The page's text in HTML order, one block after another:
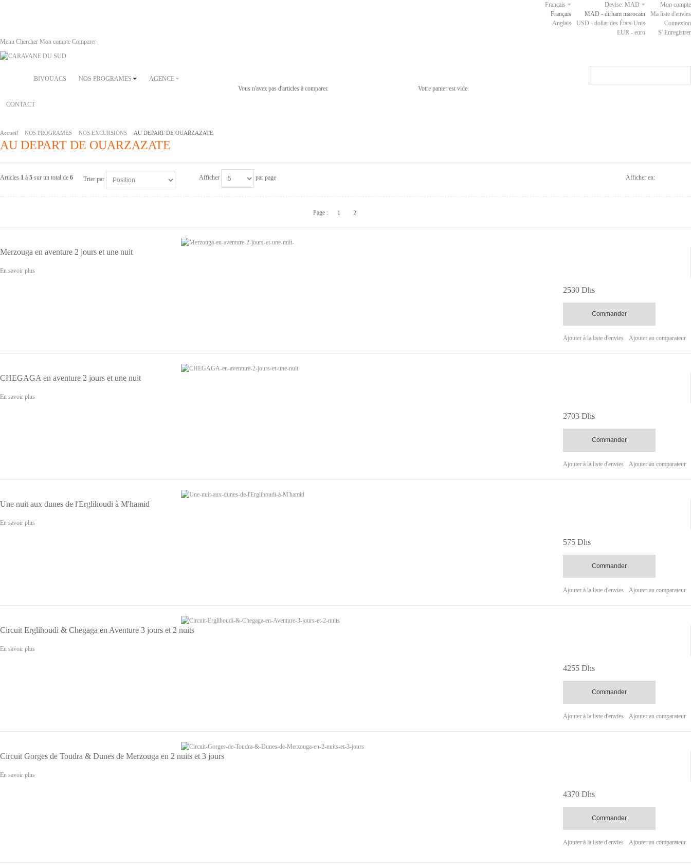
Mon compte
Ma liste d'envies
Connexion
S' Enregistrer
Devise: MAD
MAD - dirham marocain
USD - dollar des États-Unis
EUR - euro
Français
Français
Anglais
Menu Chercher Mon compte Comparer
Votre panier est vide.
Vous n'avez pas d'articles à comparer.
BIVOUACS NOS PROGRAMES AGENCE
CONTACT
Accueil NOS PROGRAMES NOS EXCURSIONS AU DEPART DE OUARZAZATE
AU DEPART DE OUARZAZATE
Articles 1 à 5 sur un total de 6 Trier par Afficher par page Afficher en:
Page : 1 2
Merzouga en aventure 2 jours et une nuit
En savoir plus
2530 Dhs
Commander
Ajouter à la liste d'envies Ajouter au comparateur
CHEGAGA en aventure 2 jours et une nuit
En savoir plus
2703 Dhs
Commander
Ajouter à la liste d'envies Ajouter au comparateur
Une nuit aux dunes de l'Erglihoudi à M'hamid
En savoir plus
575 Dhs
Commander
Ajouter à la liste d'envies Ajouter au comparateur
Circuit Erglihoudi & Chegaga en Aventure 3 jours et 2 nuits
En savoir plus
4255 Dhs
Commander
Ajouter à la liste d'envies Ajouter au comparateur
Circuit Gorges de Toudra & Dunes de Merzouga en 2 nuits et 3 jours
En savoir plus
4370 Dhs
Commander
Ajouter à la liste d'envies Ajouter au comparateur